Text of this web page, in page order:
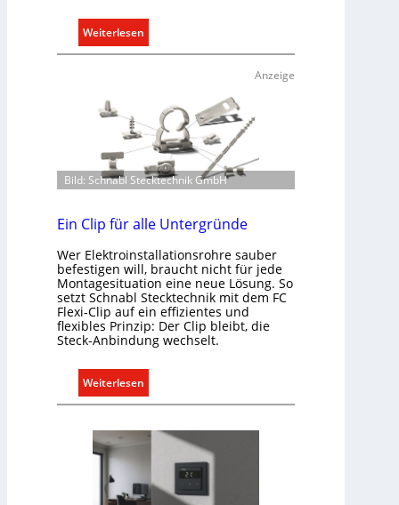
Weiterlesen
T
o
m
m
u
i
a
t
i
o
n
m
i
S
m
Anzeige
Bild: Schnabl Stecktechnik GmbH
Ein Clip für alle Untergründe
Wer Elektroinstallationsrohre sauber
befestigen will, braucht nicht für jede
Montagesituation eine neue Lösung. So
setzt Schnabl Stecktechnik mit dem FC
Flexi-Clip auf ein effizientes und
flexibles Prinzip: Der Clip bleibt, die
Steck-Anbindung wechselt.
Weiterlesen
E
n
i